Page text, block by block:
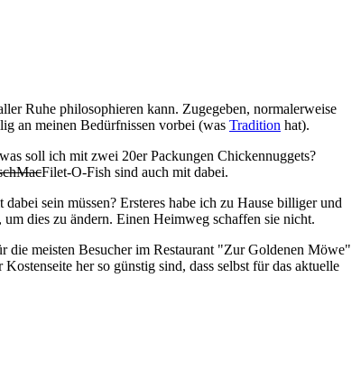
Ruhe philosophieren kann. Zugegeben, normalerweise
an meinen Bedürfnissen vorbei (was Tradition hat).
soll ich mit zwei 20er Packungen Chickennuggets?
Filet-O-Fish sind auch mit dabei.
sein müssen? Ersteres habe ich zu Hause billiger und
dies zu ändern. Einen Heimweg schaffen sie nicht.
die meisten Besucher im Restaurant "Zur Goldenen Möwe"
her so günstig sind, dass selbst für das aktuelle